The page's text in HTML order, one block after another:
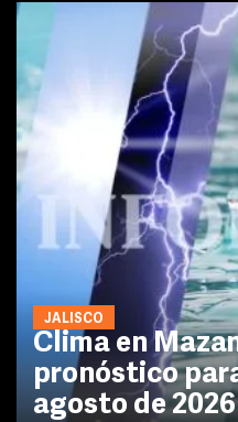
JALISCO
Clima en
pronóstico
agosto de 2026